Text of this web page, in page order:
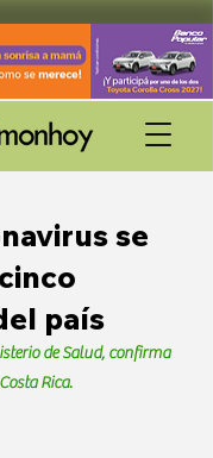
se
país
de Salud, confirma
Rica.